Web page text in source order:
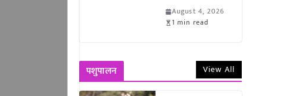
August 4, 2026
1 min read
पशुपालन View All